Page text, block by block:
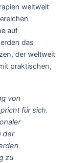
weltweit
auf
das
der weltweit
praktischen,
von
für sich.
der
zu